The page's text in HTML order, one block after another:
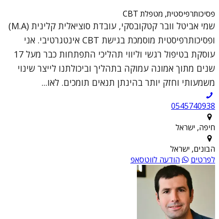
פסיכותרפיסטית, מטפלת CBT
שמי אביטל וובר קטקובסקי, עובדת סוציאלית קלינית (M.A)
ופסיכותרפיסטית מוסמכת בגישת CBT אינטגרטיבי. אני
עוסקת בטיפול רגשי וליווי תהליכי התפתחות כבר מעל 17
שנים מתוך אמונה עמוקה בתהליך וביכולתנו לייצר שינוי
משמעותי וחזק יותר בהינתן תנאים תומכים. לאו...
0545740938
חיפה, ישראל
הבונים, ישראל
לפרטים
הודעה לווטסאפ